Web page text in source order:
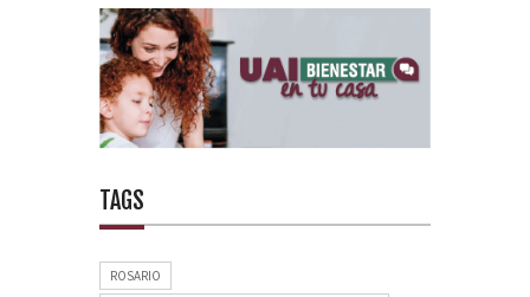
TAGS
ROSARIO